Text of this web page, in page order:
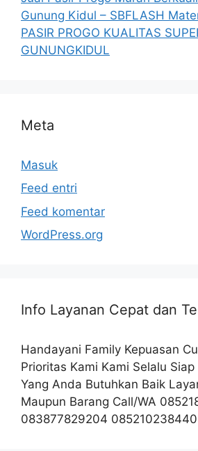
Gunung Kidul – SBFLASH
PASIR PROGO KUALITAS
GUNUNGKIDUL
Meta
Masuk
Feed entri
Feed komentar
WordPress.org
Info Layanan Cepat dan
Handayani Family Kepuasan
Prioritas Kami Kami Selalu
Yang Anda Butuhkan Baik
Maupun Barang Call/WA
083877829204 085210238440